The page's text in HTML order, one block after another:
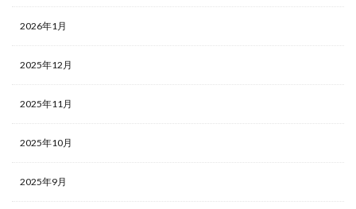
2026年1月
2025年12月
2025年11月
2025年10月
2025年9月